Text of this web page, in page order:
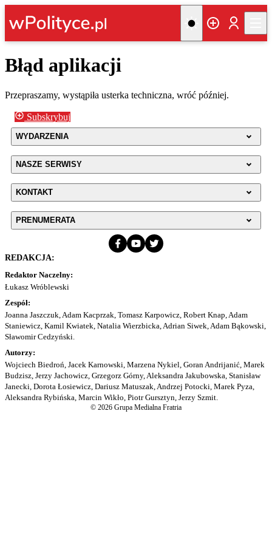
Błąd aplikacji
Przepraszamy, wystąpiła usterka techniczna, wróć później.
Subskrybuj
WYDARZENIA
NASZE SERWISY
KONTAKT
PRENUMERATA
REDAKCJA:
Redaktor Naczelny:
Łukasz Wróblewski
Zespół:
Joanna Jaszczuk, Adam Kacprzak, Tomasz Karpowicz, Robert Knap, Adam
Staniewicz, Kamil Kwiatek, Natalia Wierzbicka, Adrian Siwek, Adam Bąkowski,
Sławomir Cedzyński.
Autorzy:
Wojciech Biedroń, Jacek Karnowski, Marzena Nykiel, Goran Andrijanić, Marek
Budzisz, Jerzy Jachowicz, Grzegorz Górny, Aleksandra Jakubowska, Stanisław
Janecki, Dorota Łosiewicz, Dariusz Matuszak, Andrzej Potocki, Marek Pyza,
Aleksandra Rybińska, Marcin Wikło, Piotr Gursztyn, Jerzy Szmit.
© 2026 Grupa Medialna Fratria